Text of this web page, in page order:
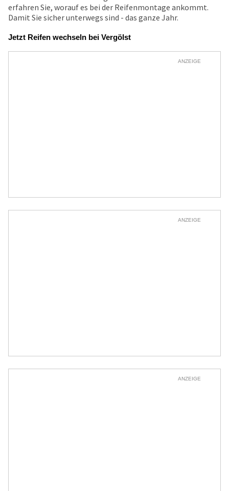
erfahren Sie, worauf es bei der Reifenmontage ankommt.
Damit Sie sicher unterwegs sind - das ganze Jahr.
Jetzt Reifen wechseln bei Vergölst
ANZEIGE
ANZEIGE
ANZEIGE